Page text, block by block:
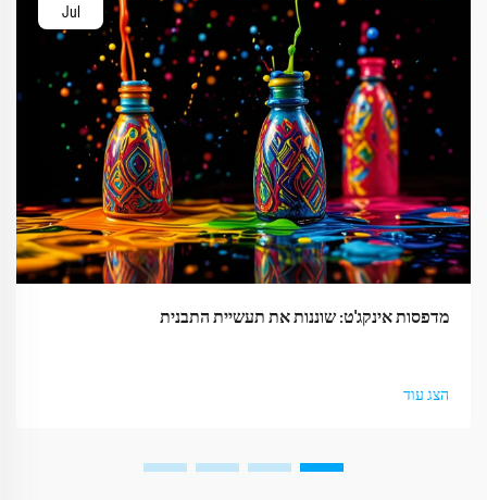
Jul
מדפסות אינקג'ט: שוננות את תעשיית התבנית
הצג עוד